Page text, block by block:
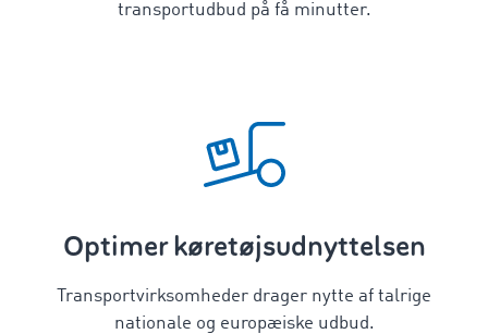
transportudbud på få minutter.
Optimer køretøjsudnyttelsen
Transportvirksomheder drager nytte af talrige
nationale og europæiske udbud.